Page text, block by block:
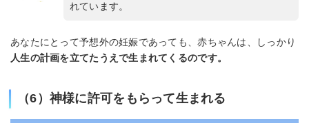
れています。
あなたにとって予想外の妊娠であっても、赤ちゃんは、しっかり
人生の計画を立てたうえで生まれてくるのです。
（6）神様に許可をもらって生まれる